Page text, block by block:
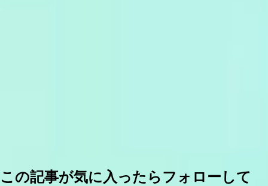
この記事が気に入ったらフォローして